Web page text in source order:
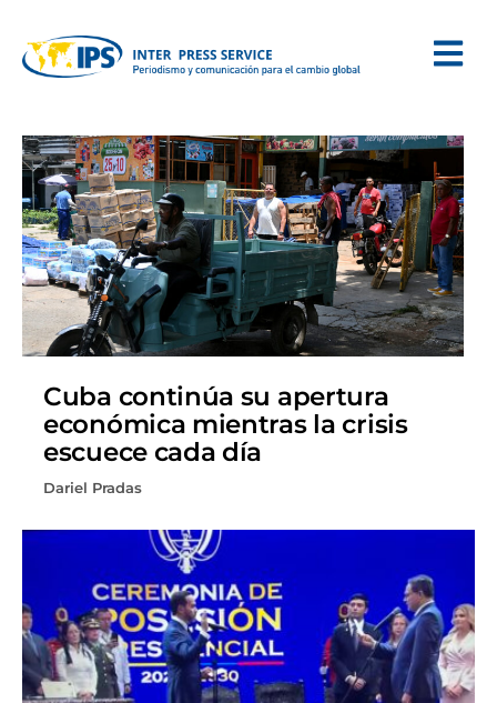
Cuba continúa su apertura
económica mientras la crisis
escuece cada día
Dariel Pradas